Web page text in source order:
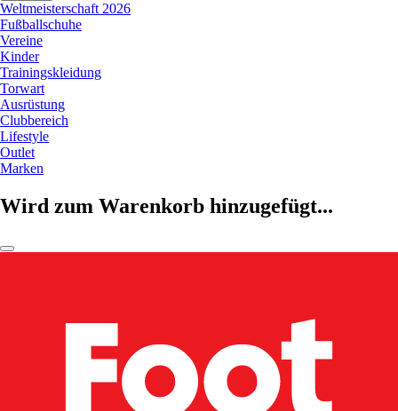
Weltmeisterschaft 2026
Fußballschuhe
Vereine
Kinder
Trainingskleidung
Torwart
Ausrüstung
Clubbereich
Lifestyle
Outlet
Marken
Wird zum Warenkorb hinzugefügt...